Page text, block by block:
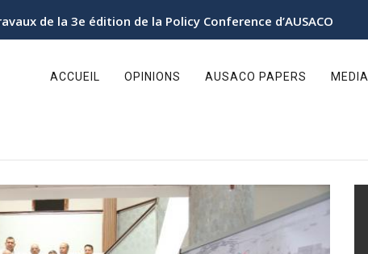
au Sahara organise sa 3ᵉ Conférence politique
ACCUEIL OPINIONS AUSACO PAPERS MEDIA